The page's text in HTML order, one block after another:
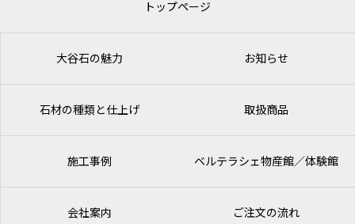
トップページ
大谷石の魅力 お知らせ
石材の種類と仕上げ 取扱商品
施工事例 ベルテラシェ物産館／体験館
会社案内 ご注文の流れ